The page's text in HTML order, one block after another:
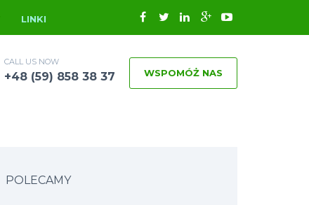
LINKI
CALL US NOW
+48 (59) 858 38 37 WSPOMÓŻ NAS
POLECAMY